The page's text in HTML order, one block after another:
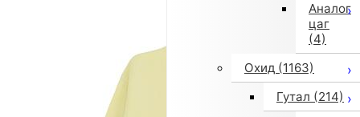
Аналог
цаг
(4)
Охид (1163)
Гутал (214)